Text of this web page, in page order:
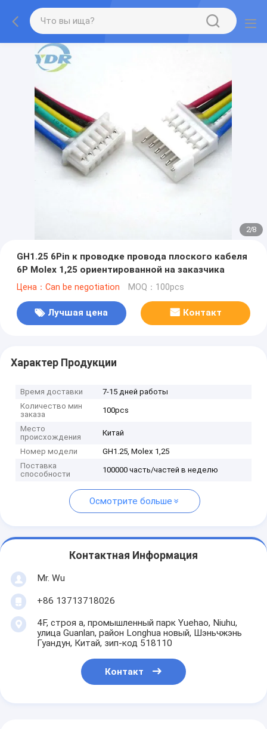
2/8
GH1.25 6Pin к проводке провода плоского кабеля
6P Molex 1,25 ориентированной на заказчика
Цена：Can be negotiation MOQ：100pcs
Лучшая цена Контакт
Характер Продукции
Время доставки
7-15 дней работы
Количество мин
заказа
100pcs
Место
происхождения
Китай
Номер модели
GH1.25, Molex 1,25
Поставка
способности
100000 часть/частей в неделю
Осмотрите больше
Контактная Информация
Mr. Wu
+86 13713718026
4F, строя a, промышленный парк Yuehao, Niuhu,
улица Guanlan, район Longhua новый, Шэньчжэнь
Гуандун, Китай, зип-код 518110
Контакт